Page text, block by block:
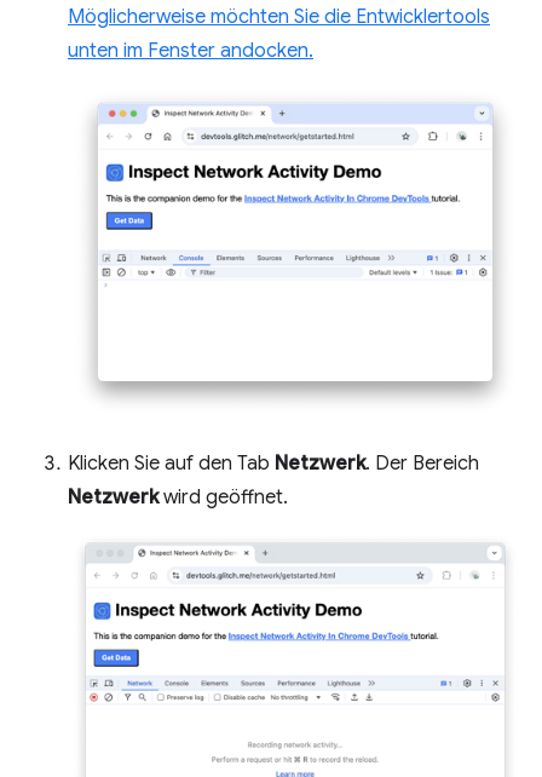
Möglicherweise möchten Sie die Entwicklertools
unten im Fenster andocken.
Klicken Sie auf den Tab Netzwerk. Der Bereich
Netzwerkwird geöffnet.